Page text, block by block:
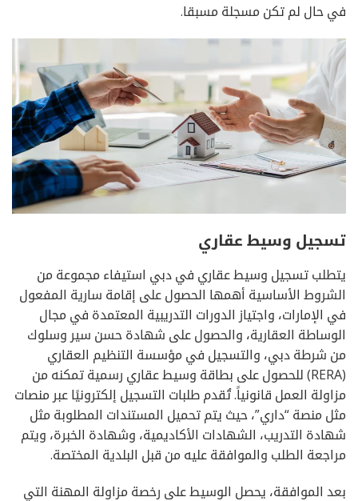
في حال لم تكن مسجلة مسبقا.
تسجيل وسيط عقاري
يتطلب تسجيل وسيط عقاري في دبي استيفاء مجموعة من
الشروط الأساسية أهمها الحصول على إقامة سارية المفعول
في الإمارات، واجتياز الدورات التدريبية المعتمدة في مجال
الوساطة العقارية، والحصول على شهادة حسن سير وسلوك
من شرطة دبي، والتسجيل في مؤسسة التنظيم العقاري
(RERA) للحصول على بطاقة وسيط عقاري رسمية تمكنه من
مزاولة العمل قانونياً. تُقدم طلبات التسجيل إلكترونيًا عبر منصات
مثل منصة “داري”، حيث يتم تحميل المستندات المطلوبة مثل
شهادة التدريب، الشهادات الأكاديمية، وشهادة الخبرة، ويتم
مراجعة الطلب والموافقة عليه من قبل البلدية المختصة.
بعد الموافقة، يحصل الوسيط على رخصة مزاولة المهنة التي